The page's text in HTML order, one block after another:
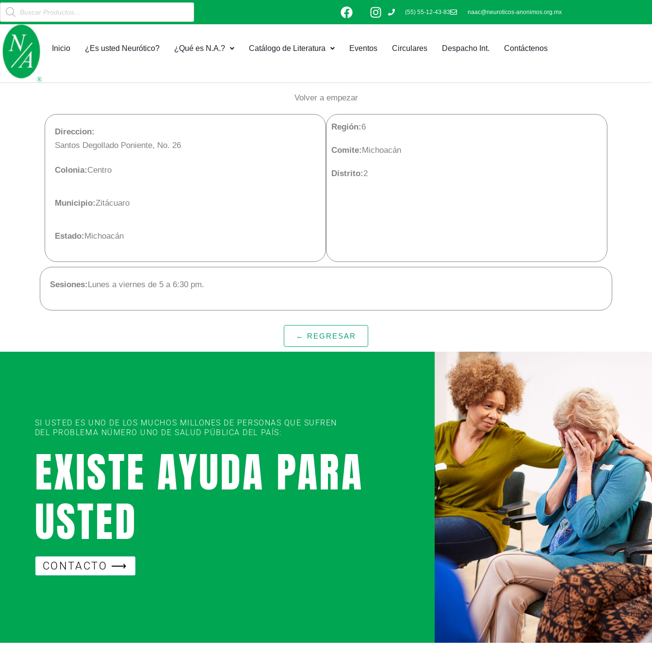
al
contenido
Products
search
F
a
e
b
I
n
a
(55) 55-12-43-83 naac@neuroticos-anonimos.org.mx
Inicio ¿Es usted Neurótico? ¿Qué es N.A.? Catálogo de Literatura Eventos Circulares Despacho Int. Contáctenos
Volver a empezar
Direccion:
Santos Degollado Poniente, No. 26
Colonia:Centro
Municipio:Zitácuaro
Estado:Michoacán
Región:6
Comite:Michoacán
Distrito:2
Sesiones:Lunes a viernes de 5 a 6:30 pm.
← REGRESAR
SI USTED ES UNO DE LOS MUCHOS MILLONES DE PERSONAS QUE SUFREN
DEL PROBLEMA NÚMERO UNO DE SALUD PÚBLICA DEL PAÍS:
EXISTE AYUDA PARA
USTED
CONTACTO ⟶